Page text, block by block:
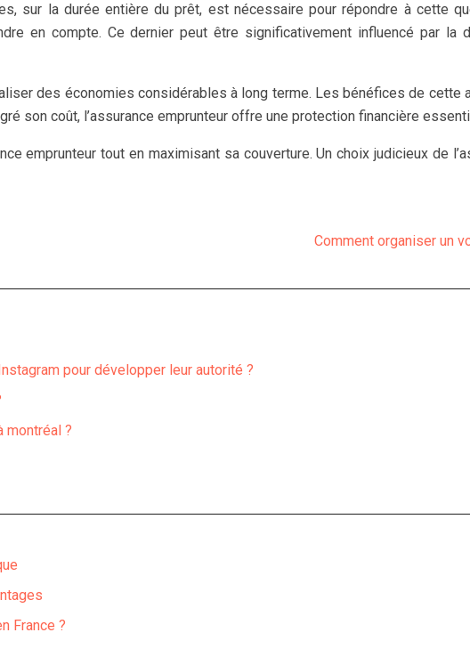
sur la durée entière du prêt, est nécessaire pour répondre à cette
en compte. Ce dernier peut être significativement influencé par la
des économies considérables à long terme. Les bénéfices de cette
son coût, l’assurance emprunteur offre une protection financière
emprunteur tout en maximisant sa couverture. Un choix judicieux de
Comment organiser un
pour développer leur autorité ?
montréal ?
France ?